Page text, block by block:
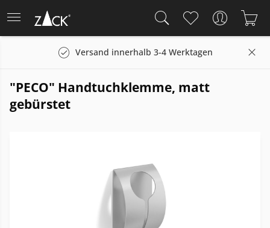
Versand innerhalb 3-4 Werktagen
"PECO" Handtuchklemme, matt
gebürstet